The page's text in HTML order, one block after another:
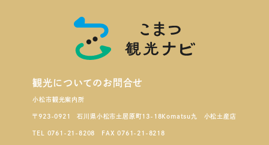
観光についてのお問合せ
小松市観光案内所
〒923-0921 石川県小松市土居原町13-18Komatsu九 小松土産店
TEL 0761-21-8208 FAX 0761-21-8218